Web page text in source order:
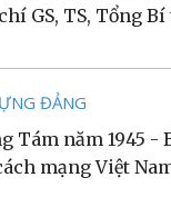
GS, TS, Tổng
ĐẢNG
Tám năm 1945 -
mạng Việt